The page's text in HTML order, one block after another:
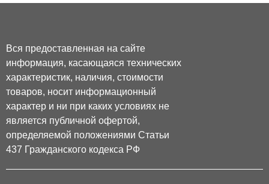
Вся предоставленная на сайте
информация, касающаяся технических
характеристик, наличия, стоимости
товаров, носит информационный
характер и ни при каких условиях не
является публичной офертой,
определяемой положениями Статьи
437 Гражданского кодекса РФ